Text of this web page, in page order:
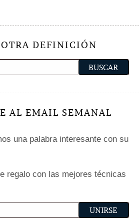
OTRA DEFINICIÓN
AL EMAIL SEMANAL
una palabra interesante con su
regalo con las mejores técnicas